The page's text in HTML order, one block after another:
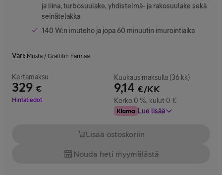
ja liina, turbosuulake, yhdistelmä- ja rakosuulake sekä
seinätelakka
140 W:n imuteho ja jopa 60 minuutin imurointiaika
Väri: Musta / Grafiitin harmaa
Kertamaksu
329 €
Hinta 329 €
Hintatiedot
Kuukausimaksulla (36 kk)
9,14 €/KK
Korko 0 %, kulut 0 €
Lue lisää
Lisää ostoskoriin
Nouda heti myymälästä